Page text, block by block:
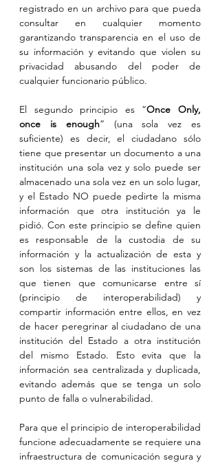
registrado en un archivo para que pueda
consultar en cualquier momento
garantizando transparencia en el uso de
su información y evitando que violen su
privacidad abusando del poder de
cualquier funcionario público.
El segundo principio es “Once Only,
once is enough” (una sola vez es
suficiente) es decir, el ciudadano sólo
tiene que presentar un documento a una
institución una sola vez y solo puede ser
almacenado una sola vez en un solo lugar,
y el Estado NO puede pedirte la misma
información que otra institución ya le
pidió. Con este principio se define quien
es responsable de la custodia de su
información y la actualización de esta y
son los sistemas de las instituciones las
que tienen que comunicarse entre sí
(principio de interoperabilidad) y
compartir información entre ellos, en vez
de hacer peregrinar al ciudadano de una
institución del Estado a otra institución
del mismo Estado. Esto evita que la
información sea centralizada y duplicada,
evitando además que se tenga un solo
punto de falla o vulnerabilidad.
Para que el principio de interoperabilidad
funcione adecuadamente se requiere una
infraestructura de comunicación segura y